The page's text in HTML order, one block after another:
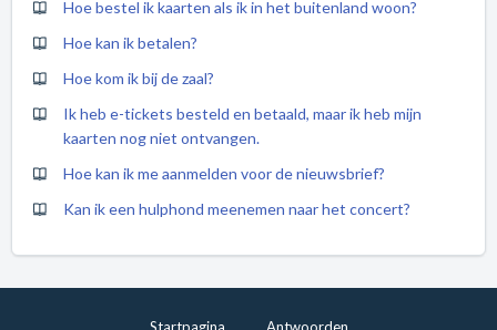
Hoe bestel ik kaarten als ik in het buitenland woon?
Hoe kan ik betalen?
Hoe kom ik bij de zaal?
Ik heb e-tickets besteld en betaald, maar ik heb mijn
kaarten nog niet ontvangen.
Hoe kan ik me aanmelden voor de nieuwsbrief?
Kan ik een hulphond meenemen naar het concert?